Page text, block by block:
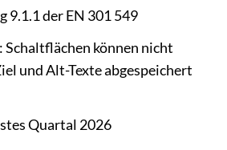
9.1.1 der EN 301 549
Schaltflächen können nicht
und Alt-Texte abgespeichert
Quartal 2026